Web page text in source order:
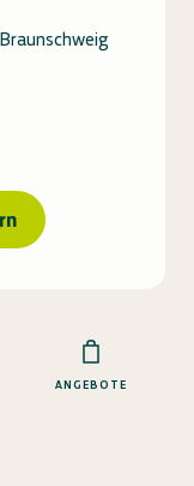
ANGEBOTE